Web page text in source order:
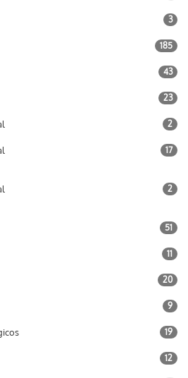
3
185
43
23
2
17
2
51
11
20
9
19
12